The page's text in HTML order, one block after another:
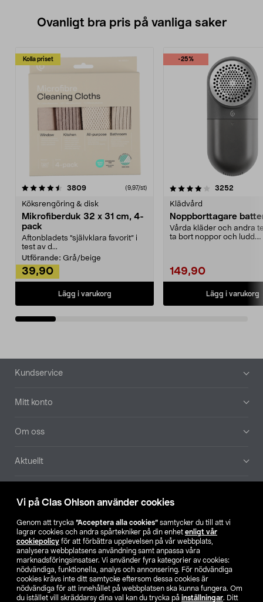
Vi på Clas Ohlson använder cookies
Genom att trycka ”Acceptera alla cookies” samtycker du till att vi
lagrar cookies och andra spårtekniker på din enhet enligt vår
cookiepolicy för att förbättra upplevelsen på vår webbplats,
analysera webbplatsens användning samt anpassa våra
marknadsföringsinsatser. Vi använder fyra kategorier av cookies:
nödvändiga, funktionella, analys och annonsering. För nödvändiga
cookies krävs inte ditt samtycke eftersom dessa cookies är
nödvändiga för att innehållet på webbplatsen ska kunna fungera. Om
du istället vill skräddarsy dina val kan du trycka på inställningar. Ditt
Ovanligt bra pris på vanliga saker
Kolla priset
3809recensioner (9,97/st)
Köksrengöring & disk
Mikrofiberduk 32 x 31 cm, 4-
pack
Aftonbladets "självklara favorit” i
test av d...
Utförande: Grå/beige
39,90
Lägg i varukorg
-25%
4.0av 5 stjärnor 3252
Klädvård
Noppborttagare
Vårda kläder och andra
ta bort noppor och ludd.
149,90
Lägg i varukorg
4.5av 5 stjärnor
Sidfot
Kundservice
Mitt konto
Om oss
Aktuellt
Hitta butik
SE NO FI